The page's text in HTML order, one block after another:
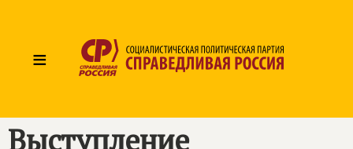
≡
Выступление